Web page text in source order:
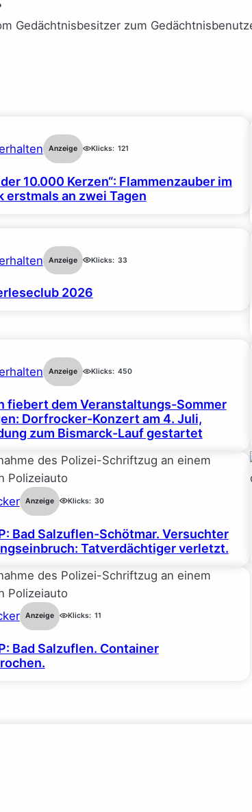
Gedächtnisbesitzer zum
Anzeige Klicks: 121
10.000 Kerzen“: Flammenzauber im
erstmals an zwei Tagen
Anzeige Klicks: 33
2026
Anzeige Klicks: 450
fiebert dem Veranstaltungs-Sommer
Dorfrocker-Konzert am 4. Juli,
zum Bismarck-Lauf gestartet
Anzeige Klicks: 30
Bad Salzuflen-Schötmar. Versuchter
Tatverdächtiger verletzt.
Anzeige Klicks: 11
Bad Salzuflen. Container